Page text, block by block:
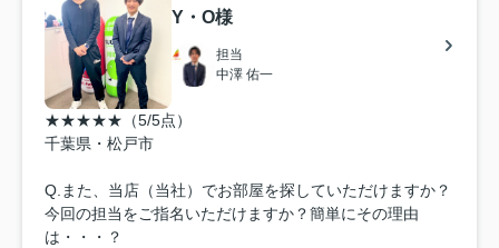
Y・O様
担当
中澤 佑一
★★★★★（5/5点）
千葉県・松戸市
Q.また、当店（当社）でお部屋を探していただけますか？
今回の担当をご指名いただけますか？簡単にその理由
は・・・？